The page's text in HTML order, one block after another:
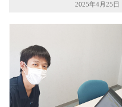
2025年4月25日